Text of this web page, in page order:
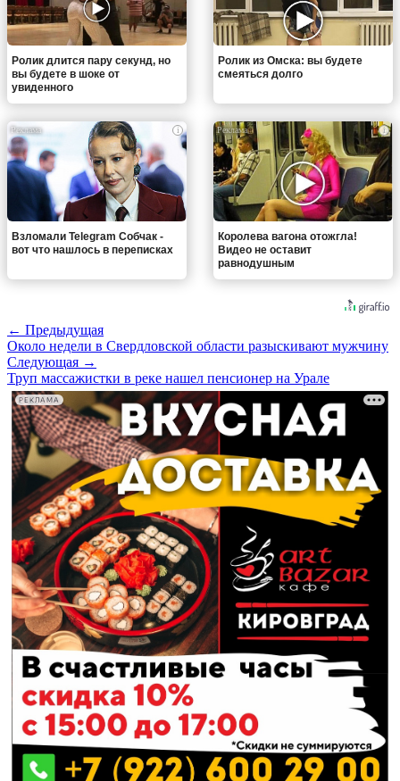
Ролик длится пару секунд, но
вы будете в шоке от
увиденного
Ролик из Омска: вы будете
смеяться долго
i
Взломали Telegram Собчак -
вот что нашлось в переписках
i
Королева вагона отожгла!
Видео не оставит
равнодушным
← Предыдущая
Около недели в Свердловской области разыскивают мужчину
Следующая →
Труп массажистки в реке нашел пенсионер на Урале
РЕКЛАМА